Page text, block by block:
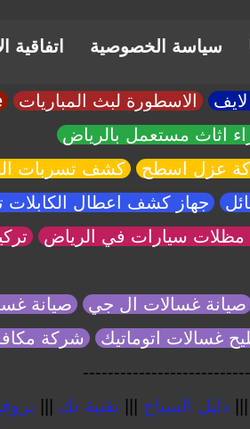
سياسة الخصوصية اتفاقية
الاسطورة لبث المباريات yalla live
اثاث مستعمل بالرياض
عزل اسطح كشف تسربات
جهاز كشف اعطال
سيارات في الرياض
غسالات ال جي صيانة
غسالات اتوماتيك شركة
---------------------------
دليل السياح تقنية تك